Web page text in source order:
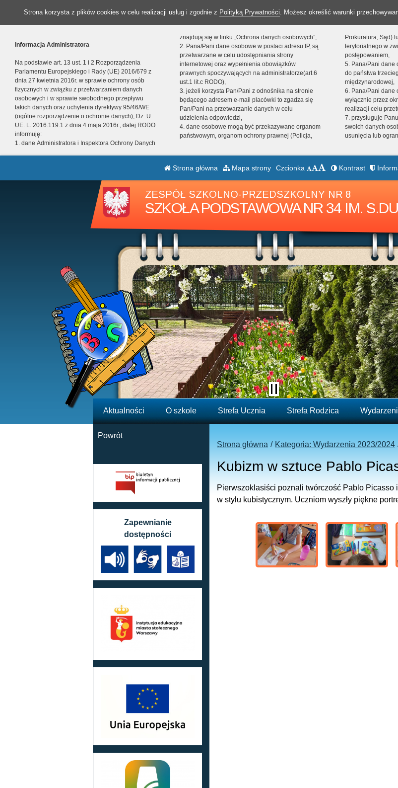
Strona korzysta z plików cookies w celu realizacji usług i zgodnie z Polityką Prywatności. Możesz określić warunki
Informacja Administratora
Na podstawie art. 13 ust. 1 i 2 Rozporządzenia
Parlamentu Europejskiego i Rady (UE) 2016/679 z
dnia 27 kwietnia 2016r. w sprawie ochrony osób
fizycznych w związku z przetwarzaniem danych
osobowych i w sprawie swobodnego przepływu
takich danych oraz uchylenia dyrektywy 95/46/WE
(ogólne rozporządzenie o ochronie danych), Dz. U.
UE. L. 2016.119.1 z dnia 4 maja 2016r., dalej RODO
informuję:
1. dane Administratora i Inspektora Ochrony Danych
znajdują się w linku „Ochrona danych osobowych”,
2. Pana/Pani dane osobowe w postaci adresu IP, są
przetwarzane w celu udostępniania strony
internetowej oraz wypełnienia obowiązków
prawnych spoczywających na administratorze(art.6
ust.1 lit.c RODO),
3. jeżeli korzysta Pan/Pani z odnośnika na stronie
będącego adresem e-mail placówki to zgadza się
Pan/Pani na przetwarzanie danych w celu
udzielenia odpowiedzi,
4. dane osobowe mogą być przekazywane organom
państwowym, organom ochrony prawnej (Policja,
Prokuratura, Sąd)
terytorialnego w
postępowaniem,
5. Pana/Pani dane
do państwa
międzynarodowej,
6. Pana/Pani dane
wyłącznie przez
realizacji celu
7. przysługuje
swoich danych
usunięcia lub
Strona główna Mapa strony Czcionka Kontrast
ZESPÓŁ SZKOLNO-PRZEDSZKOLNY NR 8
SZKOŁA PODSTAWOWA NR 34 IM.
Aktualności O szkole Strefa Ucznia Strefa Rodzica
Strona główna Kategoria: Wydarzenia 2023/2024
Kubizm w sztuce Pablo
Pierwszoklasiści poznali twórczość Pablo
w stylu kubistycznym. Uczniom wyszły piękne
Powrót
Zapewnianie
dostępności